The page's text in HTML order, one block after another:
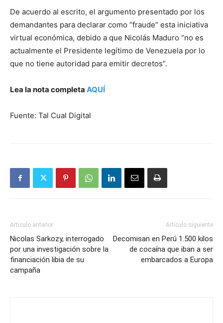
De acuerdo al escrito, el argumento presentado por los
demandantes para declarar como “fraude” esta iniciativa
virtual económica, debido a que Nicolás Maduro “no es
actualmente el Presidente legítimo de Venezuela por lo
que no tiene autoridad para emitir decretos”.
Lea la nota completa AQUÍ
Fuente: Tal Cual Digital
Artículo anterior
Nicolas Sarkozy, interrogado
por una investigación sobre la
financiación libia de su
campaña
Artículo siguiente
Decomisan en Perú 1.500 kilos
de cocaína que iban a ser
embarcados a Europa